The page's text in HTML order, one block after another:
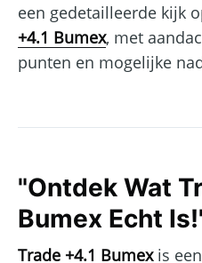
een gedetailleerde kijk
+4.1 Bumex, met
punten en mogelijke
"Ontdek Wat
Bumex Echt
Trade +4.1 Bumexis